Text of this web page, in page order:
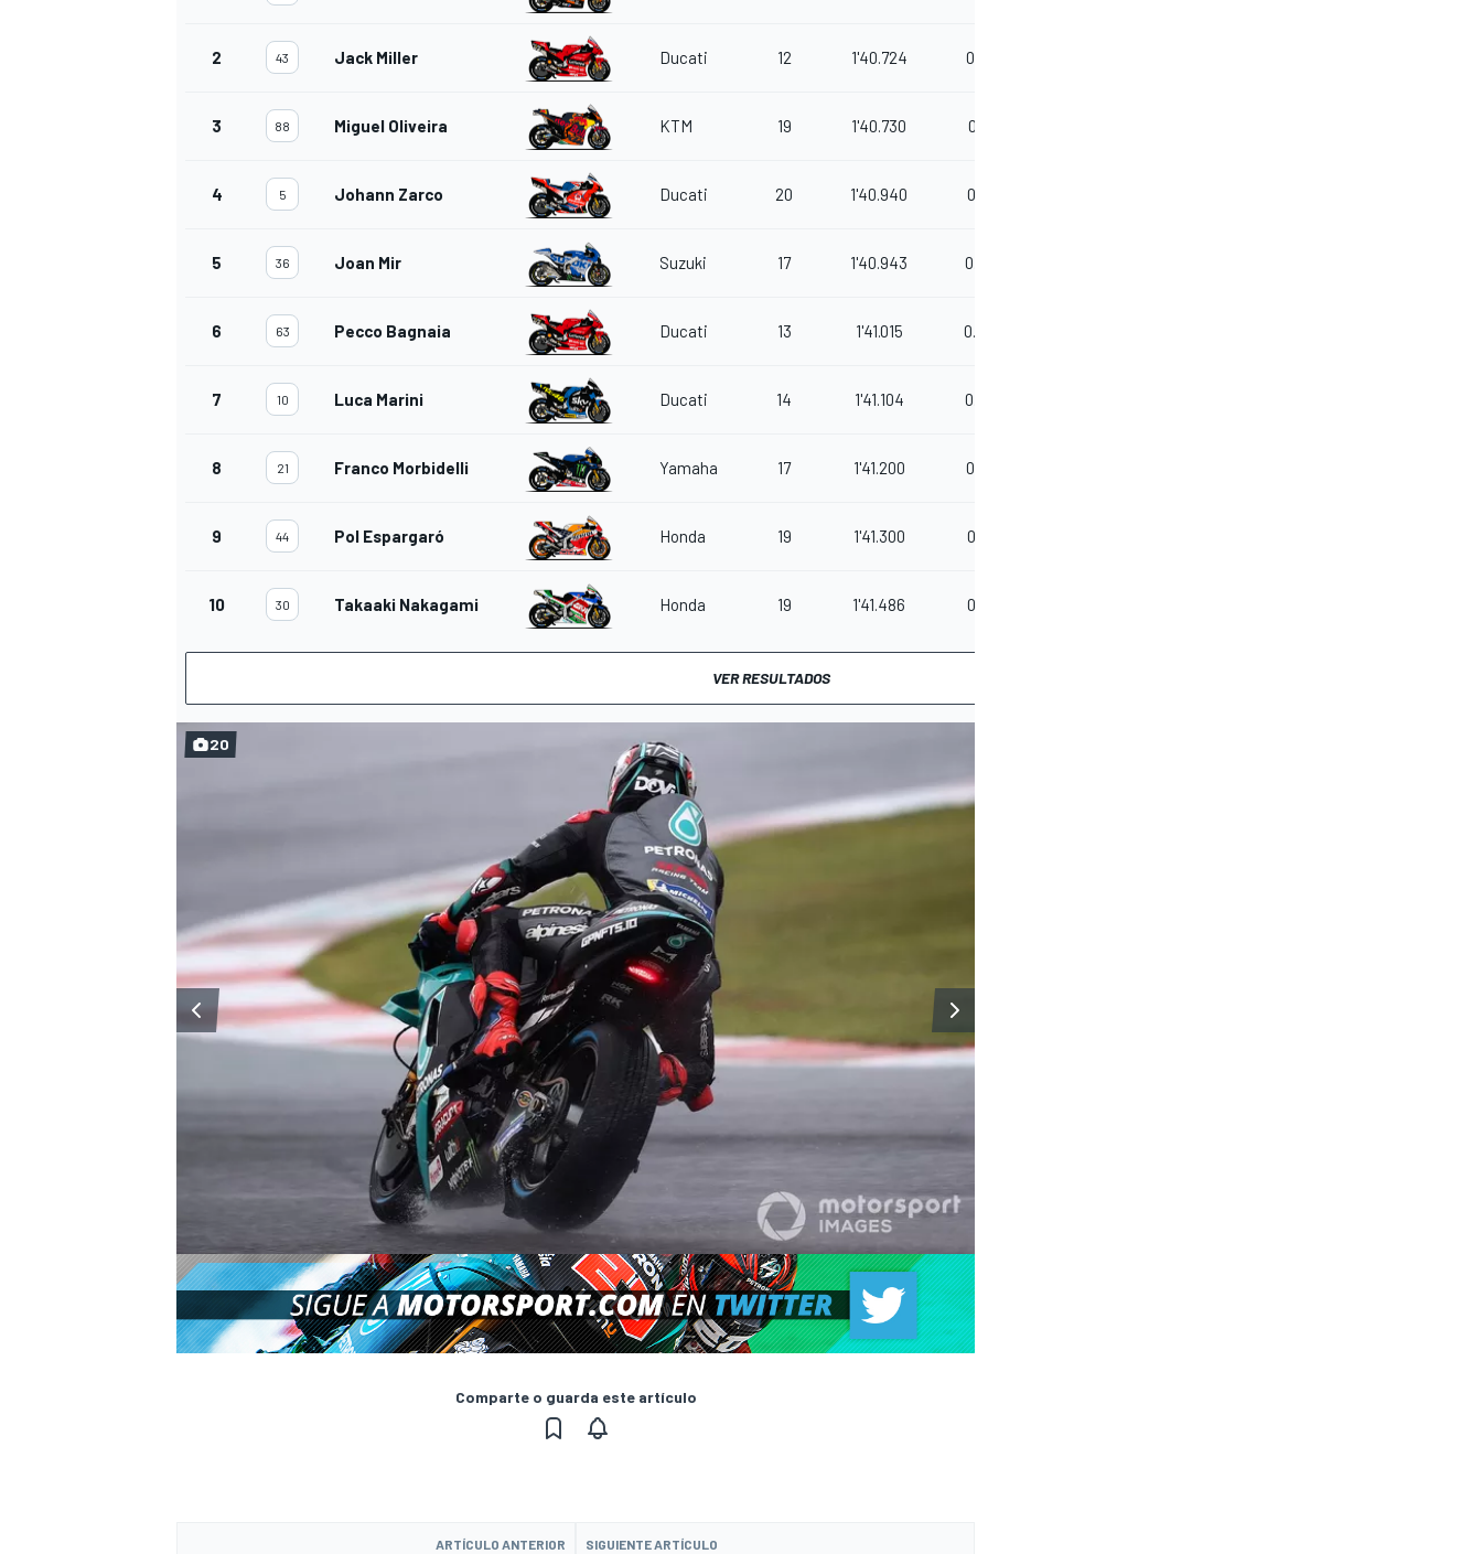
2 43 Jack Miller Ducati 12 1'40.724 0.155
3 88 Miguel Oliveira KTM 19 1'40.730 0.161
4 5 Johann Zarco Ducati 20 1'40.940 0.371
5 36 Joan Mir Suzuki 17 1'40.943 0.374
6 63 Pecco Bagnaia Ducati 13 1'41.015 0.446
7 10 Luca Marini Ducati 14 1'41.104 0.535
8 21 Franco Morbidelli Yamaha 17 1'41.200 0.631
9 44 Pol Espargaró Honda 19 1'41.300 0.731
10 30 Takaaki Nakagami Honda 19 1'41.486 0.917
VER RESULTADOS
20
Comparte o guarda este artículo
ARTÍCULO ANTERIOR SIGUIENTE ARTÍCULO